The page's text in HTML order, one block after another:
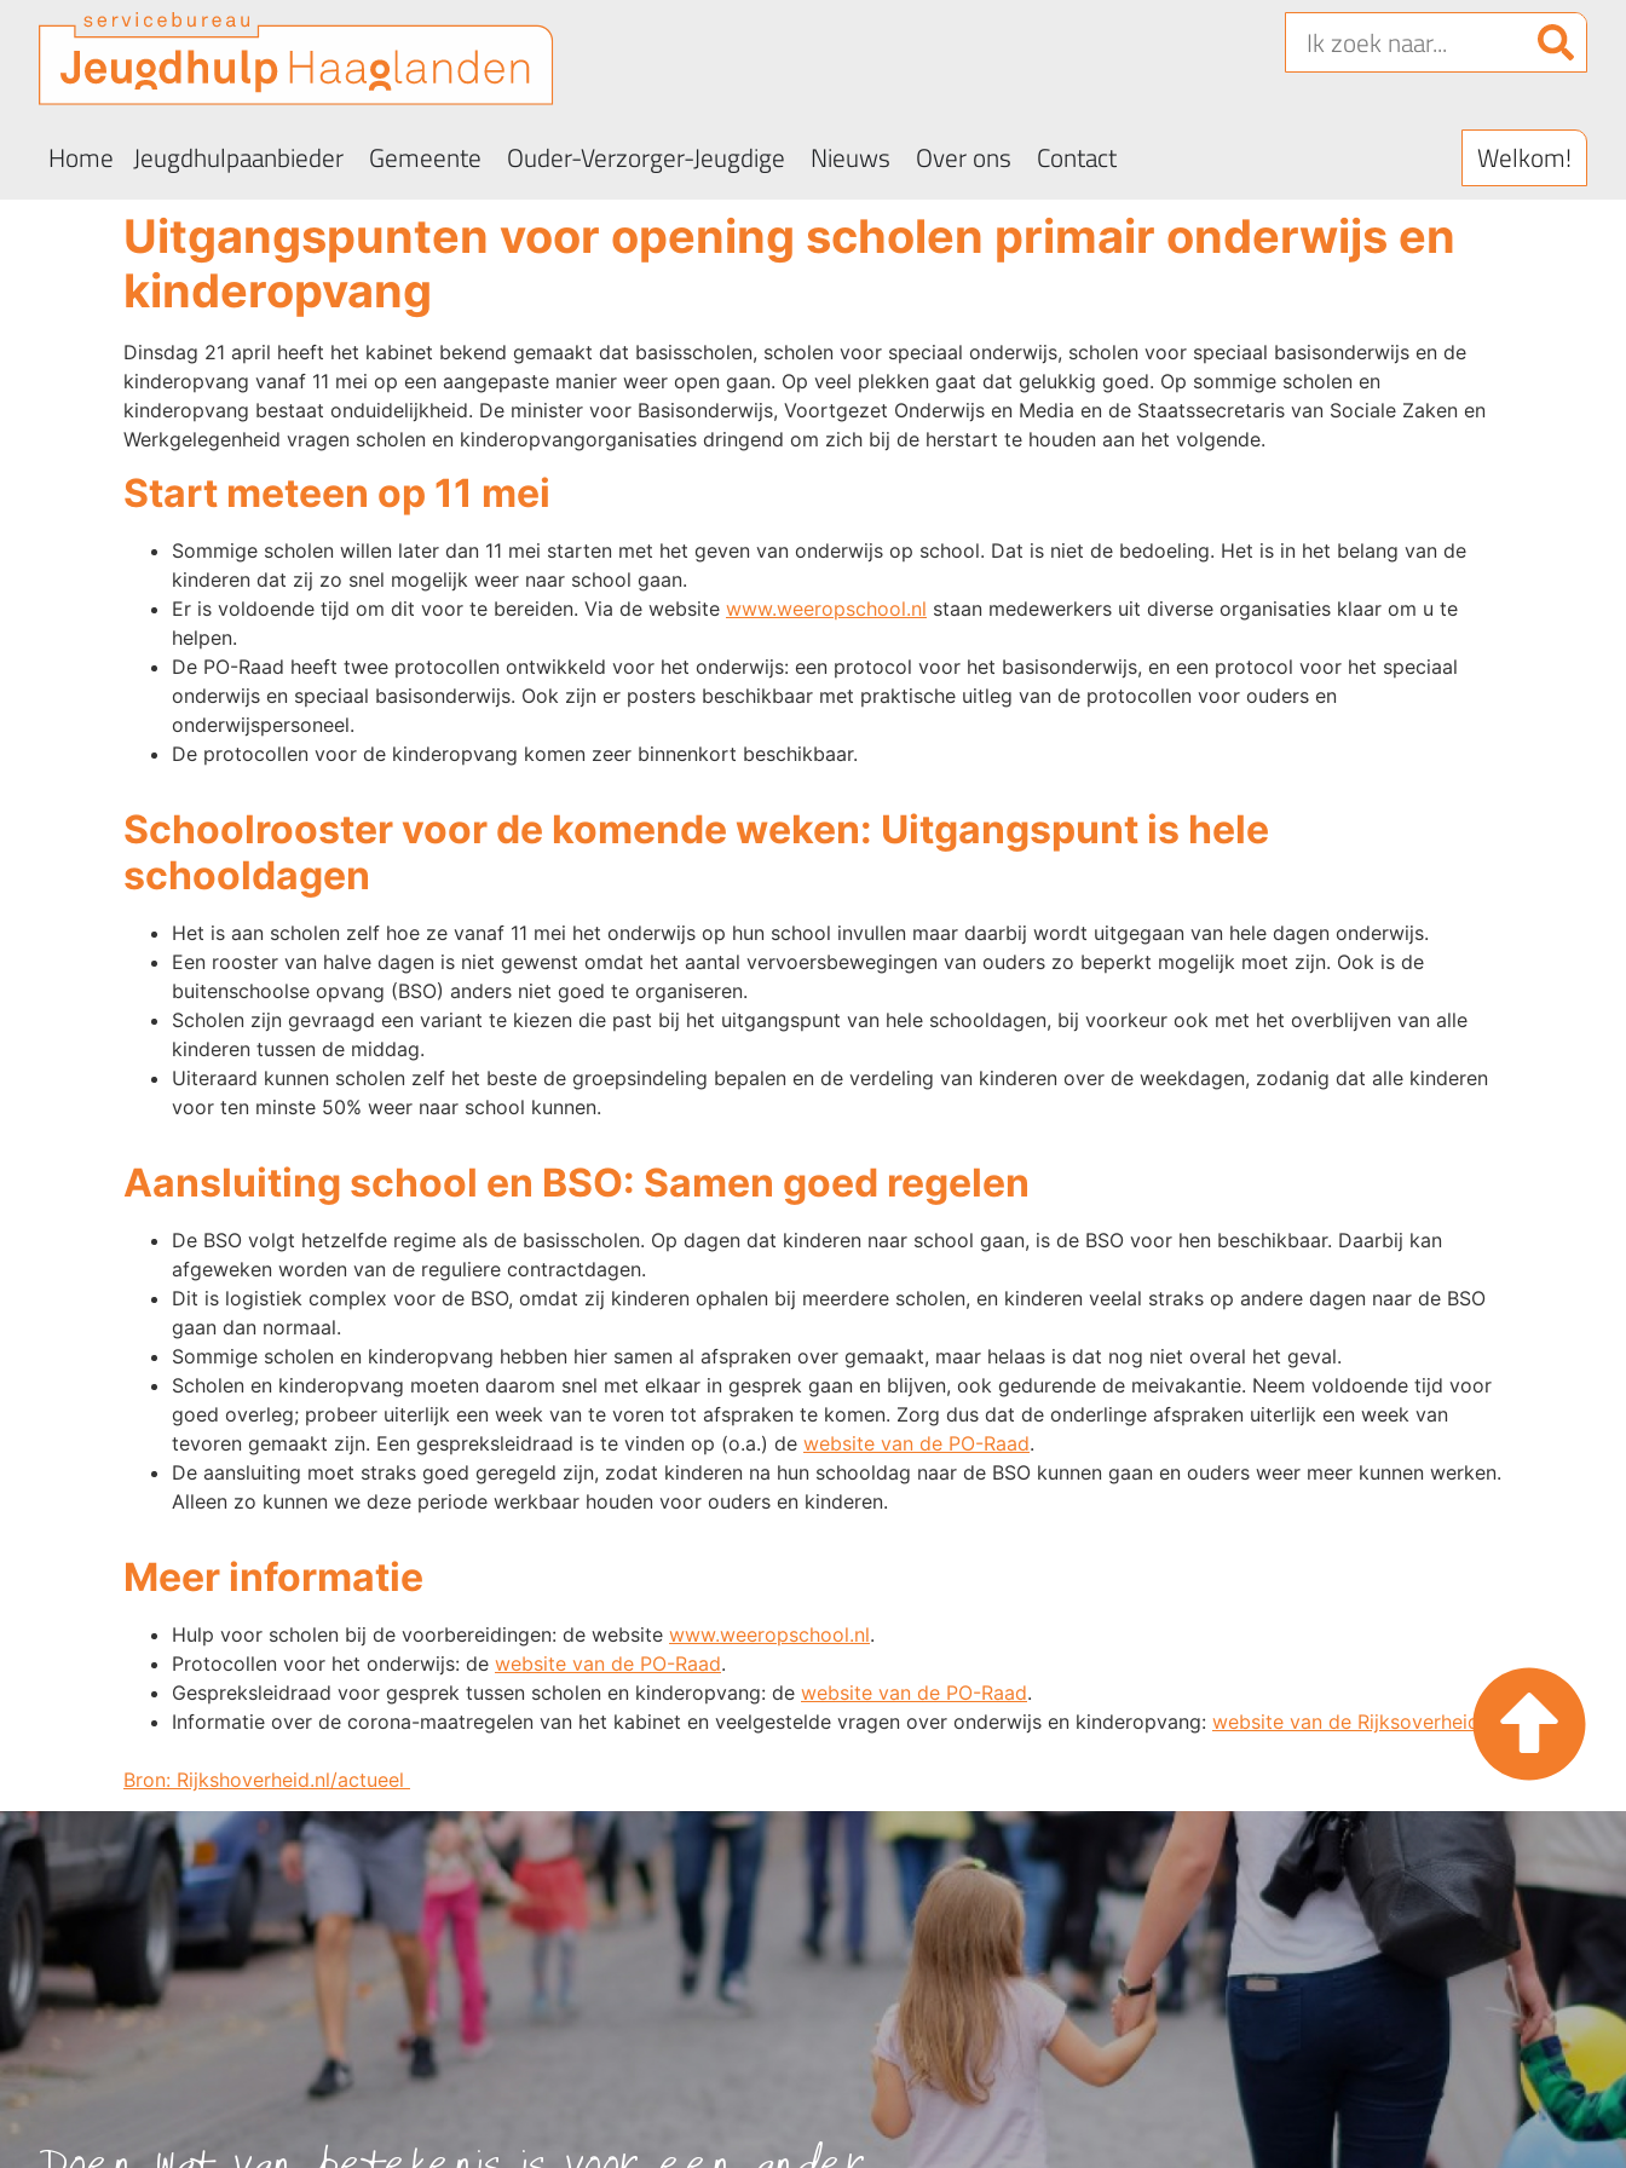
Home Jeugdhulpaanbieder Gemeente Ouder-Verzorger-Jeugdige Nieuws Over ons Contact Welkom!
Uitgangspunten voor opening scholen primair onderwijs en
kinderopvang
Dinsdag 21 april heeft het kabinet bekend gemaakt dat basisscholen, scholen voor speciaal onderwijs, scholen voor speciaal basisonderwijs en de
kinderopvang vanaf 11 mei op een aangepaste manier weer open gaan. Op veel plekken gaat dat gelukkig goed. Op sommige scholen en
kinderopvang bestaat onduidelijkheid. De minister voor Basisonderwijs, Voortgezet Onderwijs en Media en de Staatssecretaris van Sociale Zaken en
Werkgelegenheid vragen scholen en kinderopvangorganisaties dringend om zich bij de herstart te houden aan het volgende.
Start meteen op 11 mei
Sommige scholen willen later dan 11 mei starten met het geven van onderwijs op school. Dat is niet de bedoeling. Het is in het belang van de
kinderen dat zij zo snel mogelijk weer naar school gaan.
Er is voldoende tijd om dit voor te bereiden. Via de website www.weeropschool.nl staan medewerkers uit diverse organisaties klaar om u te
helpen.
De PO-Raad heeft twee protocollen ontwikkeld voor het onderwijs: een protocol voor het basisonderwijs, en een protocol voor het speciaal
onderwijs en speciaal basisonderwijs. Ook zijn er posters beschikbaar met praktische uitleg van de protocollen voor ouders en
onderwijspersoneel.
De protocollen voor de kinderopvang komen zeer binnenkort beschikbaar.
Schoolrooster voor de komende weken: Uitgangspunt is hele
schooldagen
Het is aan scholen zelf hoe ze vanaf 11 mei het onderwijs op hun school invullen maar daarbij wordt uitgegaan van hele dagen onderwijs.
Een rooster van halve dagen is niet gewenst omdat het aantal vervoersbewegingen van ouders zo beperkt mogelijk moet zijn. Ook is de
buitenschoolse opvang (BSO) anders niet goed te organiseren.
Scholen zijn gevraagd een variant te kiezen die past bij het uitgangspunt van hele schooldagen, bij voorkeur ook met het overblijven van alle
kinderen tussen de middag.
Uiteraard kunnen scholen zelf het beste de groepsindeling bepalen en de verdeling van kinderen over de weekdagen, zodanig dat alle kinderen
voor ten minste 50% weer naar school kunnen.
Aansluiting school en BSO: Samen goed regelen
De BSO volgt hetzelfde regime als de basisscholen. Op dagen dat kinderen naar school gaan, is de BSO voor hen beschikbaar. Daarbij kan
afgeweken worden van de reguliere contractdagen.
Dit is logistiek complex voor de BSO, omdat zij kinderen ophalen bij meerdere scholen, en kinderen veelal straks op andere dagen naar de BSO
gaan dan normaal.
Sommige scholen en kinderopvang hebben hier samen al afspraken over gemaakt, maar helaas is dat nog niet overal het geval.
Scholen en kinderopvang moeten daarom snel met elkaar in gesprek gaan en blijven, ook gedurende de meivakantie. Neem voldoende tijd voor
goed overleg; probeer uiterlijk een week van te voren tot afspraken te komen. Zorg dus dat de onderlinge afspraken uiterlijk een week van
tevoren gemaakt zijn. Een gespreksleidraad is te vinden op (o.a.) de website van de PO-Raad.
De aansluiting moet straks goed geregeld zijn, zodat kinderen na hun schooldag naar de BSO kunnen gaan en ouders weer meer kunnen werken.
Alleen zo kunnen we deze periode werkbaar houden voor ouders en kinderen.
Meer informatie
Hulp voor scholen bij de voorbereidingen: de website www.weeropschool.nl.
Protocollen voor het onderwijs: de website van de PO-Raad.
Gespreksleidraad voor gesprek tussen scholen en kinderopvang: de website van de PO-Raad.
Informatie over de corona-maatregelen van het kabinet en veelgestelde vragen over onderwijs en kinderopvang: website van de Rijksoverheid
Bron: Rijkshoverheid.nl/actueel